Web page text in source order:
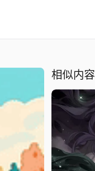
相似内容